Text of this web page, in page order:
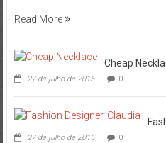
Read More
Cheap
27 de julho de 2015 0
27 de julho de 2015 0